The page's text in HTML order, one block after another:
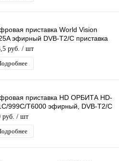
приставка World Vision
эфирный DVB-T2/C приставка
тв TV-тюнер медиаплеер
руб. / шт
приставка HD ОРБИТА HD-
999С/T6000 эфирный, DVB-T2/C
тв тюнер медиаплеер
руб. / шт